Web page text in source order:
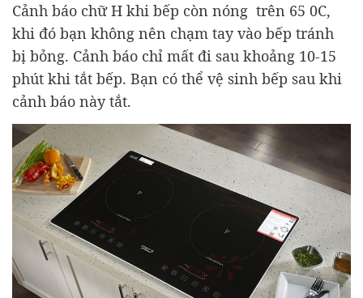
Cảnh báo chữ H khi bếp còn nóng trên 65 0C,
khi đó bạn không nên chạm tay vào bếp tránh
bị bỏng. Cảnh báo chỉ mất đi sau khoảng 10-15
phút khi tắt bếp. Bạn có thể vệ sinh bếp sau khi
cảnh báo này tắt.